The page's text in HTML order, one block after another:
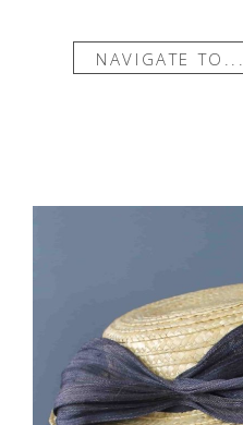
NAVIGATE TO...